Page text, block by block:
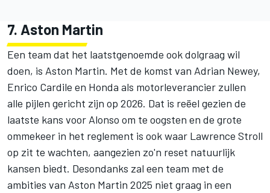
7. Aston Martin
Een team dat het laatstgenoemde ook dolgraag wil
doen, is Aston Martin. Met de komst van Adrian Newey,
Enrico Cardile en Honda als motorleverancier zullen
alle pijlen gericht zijn op 2026. Dat is reëel gezien de
laatste kans voor Alonso om te oogsten en de grote
ommekeer in het reglement is ook waar Lawrence Stroll
op zit te wachten, aangezien zo'n reset natuurlijk
kansen biedt. Desondanks zal een team met de
ambities van Aston Martin 2025 niet graag in een